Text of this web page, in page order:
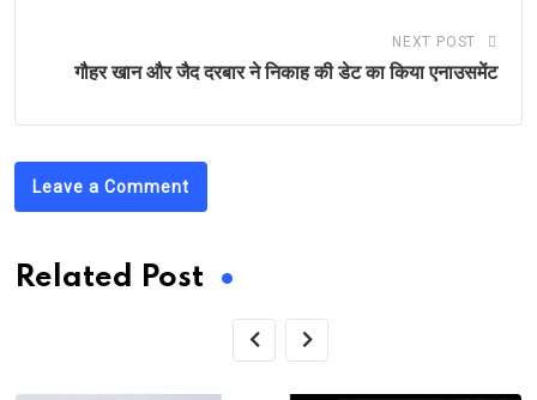
NEXT POST
गौहर खान और जैद दरबार ने निकाह की डेट का किया एनाउसमेंट
Leave a Comment
Related Post